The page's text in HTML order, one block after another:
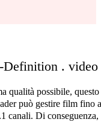
Definition . video
qualità possibile, questo
può gestire film fino a
canali. Di conseguenza,